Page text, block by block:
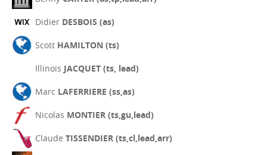
Didier DESBOIS (as)
Scott HAMILTON (ts)
Illinois JACQUET (ts, lead)
Marc LAFERRIERE (ss,as)
Nicolas MONTIER (ts,gu,lead)
Claude TISSENDIER (ts,cl,lead,arr)